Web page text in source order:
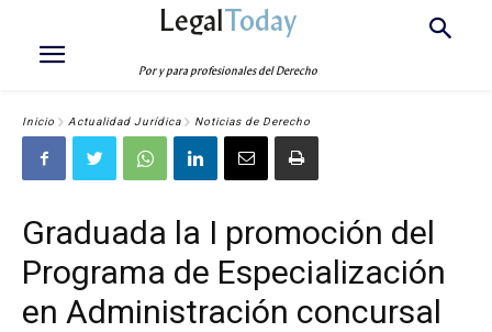
LegalToday
Por y para profesionales del Derecho
Inicio Actualidad Jurídica Noticias de Derecho
Graduada la I promoción del
Programa de Especialización
en Administración concursal